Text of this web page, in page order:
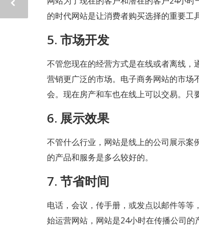
的时代网站是让消费者购买选择的重要工具
5. 市场开发
不管您现在的经营方式是在线或者离线
营销更广泛的市场。电子商务网站的市
会。现在房产和车也在线上可以交易。只
6. 展示效果
不管什么行业，网站是线上的公司展示案
的产品和服务是多么较好的。
7. 节省时间
电话，会议，传手册，或发点以邮件等
始运营网站，网站是24小时在传播公司的